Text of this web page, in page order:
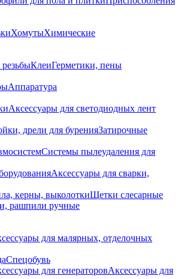
ХомутыХимические
КлеиГерметики, пены
Аппаратура
Аксессуары для светодиодных лент
дрели для буренияЗатирочные
Системы пылеудаления для
Аксессуары для сварки,
керны, выколоткиЩетки слесарные
рашпили ручные
для малярных, отделочных
Спецобувь
для генераторовАксессуары для